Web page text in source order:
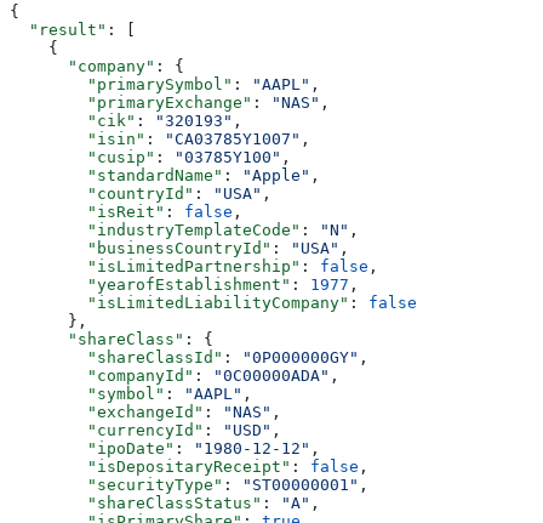
{
  "result"
: [
    {
      "company"
: {
        "primarySymbol"
: "AAPL" ,
        "primaryExchange"
: "NAS" ,
        "cik"
: "320193" ,
        "isin"
: "CA03785Y1007" ,
        "cusip"
: "03785Y100" ,
        "standardName"
: "Apple" ,
        "countryId"
: "USA" ,
        "isReit"
: false ,
        "industryTemplateCode"
: "N" ,
        "businessCountryId"
: "USA" ,
        "isLimitedPartnership"
: false ,
        "yearofEstablishment"
: 1977 ,
        "isLimitedLiabilityCompany"
: false
      },
      "shareClass"
: {
        "shareClassId"
: "0P000000GY" ,
        "companyId"
: "0C00000ADA" ,
        "symbol"
: "AAPL" ,
        "exchangeId"
: "NAS" ,
        "currencyId"
: "USD" ,
        "ipoDate"
: "1980-12-12" ,
        "isDepositaryReceipt"
: false ,
        "securityType"
: "ST00000001" ,
        "shareClassStatus"
: "A" ,